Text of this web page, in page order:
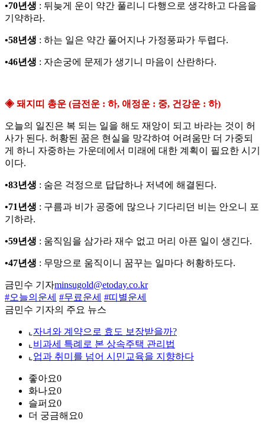
•70년생 : 뒤늦게 운이 약간 풀리니 다행으로 생각하고 다음을
기약하라.
•58년생 : 하는 일은 약간 풀어지나 가정풍파가 두렵다.
•46년생 : 자손궁에 문제가 생기니 마음이 산란하다.
◈ 돼지띠 총운 (금전운 : 하, 애정운 : 중, 건강운 : 하)
오늘의 일진은 복 되는 일을 해도 재앙이 되고 바라는 것이 허
사가 된다. 허황된 꿈은 현실을 망각하여 어려움만 더 가중되
게 하니 자중하는 가운데에서 미래에 대한 계획이 필요한 시기
이다.
•83년생 : 숨은 걱정으로 답답하나 저녁에 해결된다.
•71년생 : 구름과 비가 공중에 많으나 기다리던 비는 안오니 포
기하라.
•59년생 : 움직임을 삼가라 재수 없고 머리 아픈 일이 생긴다.
•47년생 : 무망으로 움직이니 꿈꾸는 일마다 허황하도다.
금민수 기자minsugold@etoday.co.kr
#오늘의운세 #무료운세 #띠별운세
금민수 기자의 주요 뉴스
⌞ 자녀와 계약으로 효도 보장받을까?
⌞ 비과세 특례로 본 상속주택 관리법
⌞ 업과 취미를 넘어 시민교육을 지향하다
좋아요0
화나요0
슬퍼요0
더 궁금해요0